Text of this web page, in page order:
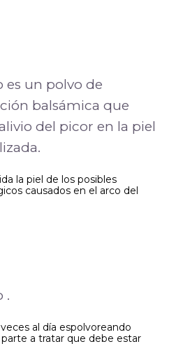
es un polvo de
balsámica que
del picor en la piel
la piel de los posibles
causados en el arco del
.
al día espolvoreando
a tratar que debe estar